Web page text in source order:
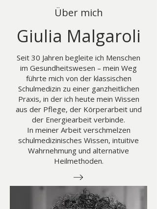
Über mich
Giulia Malgaroli
Seit 30 Jahren begleite ich Menschen
im Gesundheitswesen – mein Weg
führte mich von der klassischen
Schulmedizin zu einer ganzheitlichen
Praxis, in der ich heute mein Wissen
aus der Pflege, der Körperarbeit und
der Energiearbeit verbinde.
In meiner Arbeit verschmelzen
schulmedizinisches Wissen, intuitive
Wahrnehmung und alternative
Heilmethoden.